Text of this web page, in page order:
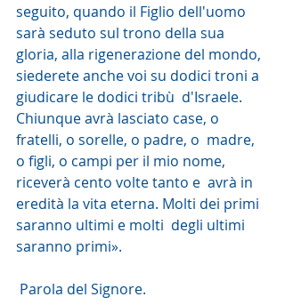
seguito, quando il Figlio dell'uomo
sarà seduto sul trono della sua
gloria, alla rigenerazione del mondo,
siederete anche voi su dodici troni a
giudicare le dodici tribù  d'Israele.
Chiunque avrà lasciato case, o
fratelli, o sorelle, o padre, o  madre,
o figli, o campi per il mio nome,
riceverà cento volte tanto e  avrà in
eredità la vita eterna. Molti dei primi
saranno ultimi e molti  degli ultimi
saranno primi».
Parola del Signore.